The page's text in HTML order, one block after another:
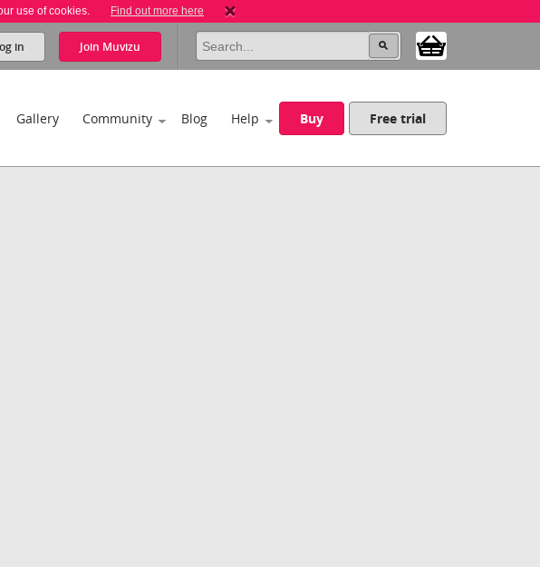
use of cookies. Find out more here
in Join Muvizu
Gallery Community Blog Help Buy Free trial